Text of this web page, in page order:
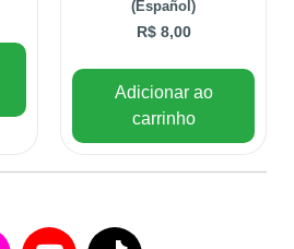
(Español)
R$8,00
Adicionar ao
carrinho